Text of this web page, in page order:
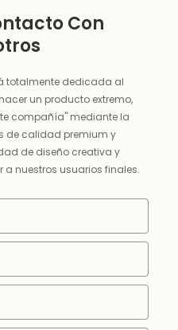
Con
totalmente dedicada al
un producto extremo,
compañía" mediante la
de calidad premium y
de diseño creativa y
nuestros usuarios finales.